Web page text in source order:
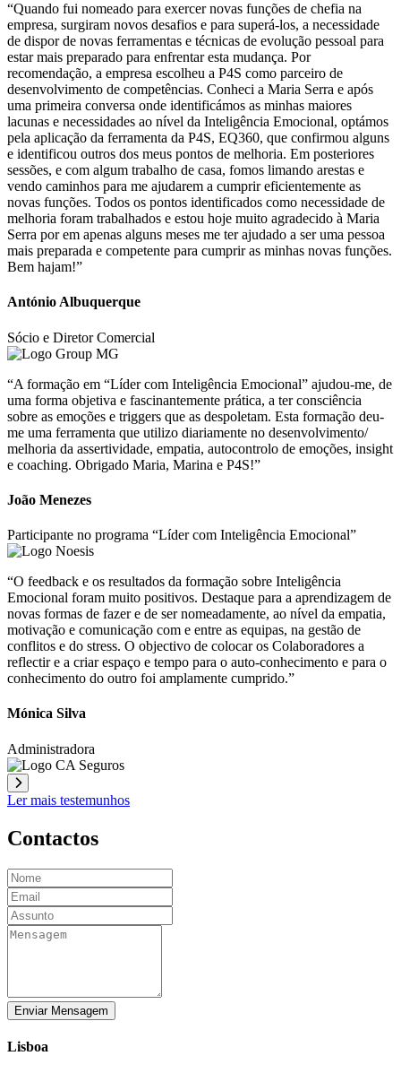
“Quando fui nomeado para exercer novas funções de chefia na
empresa, surgiram novos desafios e para superá-los, a necessidade
de dispor de novas ferramentas e técnicas de evolução pessoal para
estar mais preparado para enfrentar esta mudança. Por
recomendação, a empresa escolheu a P4S como parceiro de
desenvolvimento de competências. Conheci a Maria Serra e após
uma primeira conversa onde identificámos as minhas maiores
lacunas e necessidades ao nível da Inteligência Emocional, optámos
pela aplicação da ferramenta da P4S, EQ360, que confirmou alguns
e identificou outros dos meus pontos de melhoria. Em posteriores
sessões, e com algum trabalho de casa, fomos limando arestas e
vendo caminhos para me ajudarem a cumprir eficientemente as
novas funções. Todos os pontos identificados como necessidade de
melhoria foram trabalhados e estou hoje muito agradecido à Maria
Serra por em apenas alguns meses me ter ajudado a ser uma pessoa
mais preparada e competente para cumprir as minhas novas funções.
Bem hajam!”
António Albuquerque
Sócio e Diretor Comercial
“A formação em “Líder com Inteligência Emocional” ajudou-me, de
uma forma objetiva e fascinantemente prática, a ter consciência
sobre as emoções e triggers que as despoletam. Esta formação deu-
me uma ferramenta que utilizo diariamente no desenvolvimento/
melhoria da assertividade, empatia, autocontrolo de emoções, insight
e coaching. Obrigado Maria, Marina e P4S!”
João Menezes
Participante no programa “Líder com Inteligência Emocional”
“O feedback e os resultados da formação sobre Inteligência
Emocional foram muito positivos. Destaque para a aprendizagem de
novas formas de fazer e de ser nomeadamente, ao nível da empatia,
motivação e comunicação com e entre as equipas, na gestão de
conflitos e do stress. O objectivo de colocar os Colaboradores a
reflectir e a criar espaço e tempo para o auto-conhecimento e para o
conhecimento do outro foi amplamente cumprido.”
Mónica Silva
Administradora
Ler mais testemunhos
Contactos
Enviar Mensagem
Lisboa